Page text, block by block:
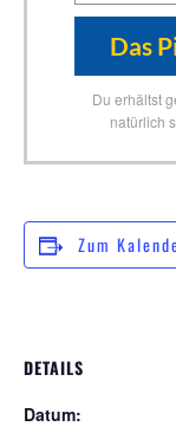
Du erhältst
natürlich
Zum
DETAILS
Datum: